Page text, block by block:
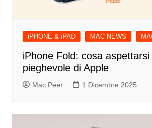
iPHONE & iPAD MAC NEWS
iPhone Fold: cosa
pieghevole di Apple
Mac Peer 1 Dicembre 2025